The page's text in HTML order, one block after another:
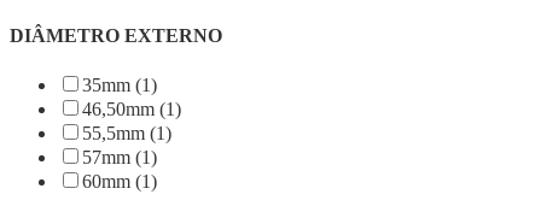
DIÂMETRO EXTERNO
35mm (1)
46,50mm (1)
55,5mm (1)
57mm (1)
60mm (1)